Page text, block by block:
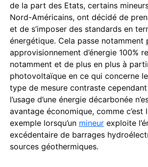
de la part des Etats, certains
Nord-Américains, ont décidé de
et de s’imposer des standards en
énergétique. Cela passe notamment
approvisionnement d’énergie 100%
notamment et de plus en plus à
photovoltaïque en ce qui concerne
type de mesure contraste
l’usage d’une énergie décarbonée
avantage économique, comme c’est
exemple lorsqu’un mineur exploite
excédentaire de barrages
sources géothermiques.